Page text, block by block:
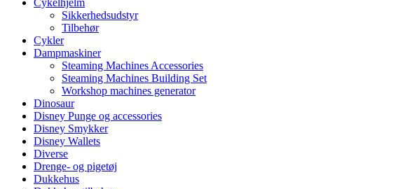
Sikkerhedsudstyr
Tilbehør
Cykler
Dampmaskiner
Steaming Machines Accessories
Steaming Machines Building Set
Workshop machines generator
Dinosaur
Disney Punge og accessories
Disney Smykker
Disney Wallets
Diverse
Drenge- og pigetøj
Dukkehus